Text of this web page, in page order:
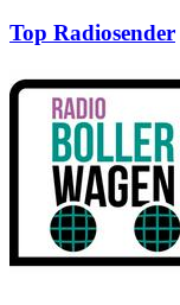
Top Radiosender